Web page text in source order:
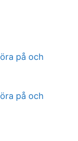
på och
på och